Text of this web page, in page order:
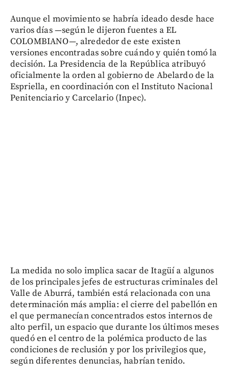
Aunque el movimiento se habría ideado desde hace
varios días —según le dijeron fuentes a EL
COLOMBIANO—, alrededor de este existen
versiones encontradas sobre cuándo y quién tomó la
decisión. La Presidencia de la República atribuyó
oficialmente la orden al gobierno de Abelardo de la
Espriella, en coordinación con el Instituto Nacional
Penitenciario y Carcelario (Inpec).
La medida no solo implica sacar de Itagüí a algunos
de los principales jefes de estructuras criminales del
Valle de Aburrá, también está relacionada con una
determinación más amplia: el cierre del pabellón en
el que permanecían concentrados estos internos de
alto perfil, un espacio que durante los últimos meses
quedó en el centro de la polémica producto de las
condiciones de reclusión y por los privilegios que,
según diferentes denuncias, habrían tenido.